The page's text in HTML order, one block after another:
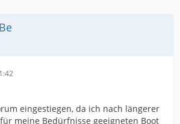
eingestiegen, da ich nach längerer
meine Bedürfnisse geeigneten Boot